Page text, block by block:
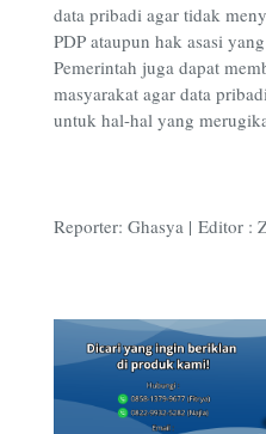
data pribadi agar tidak
PDP ataupun hak asasi
Pemerintah juga dapat
masyarakat agar data
untuk hal-hal yang
Reporter: Ghasya | Editor :